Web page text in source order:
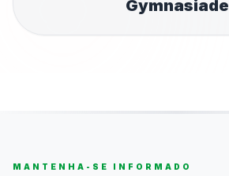
Gymnasiade
MANTENHA-SE INFORMADO